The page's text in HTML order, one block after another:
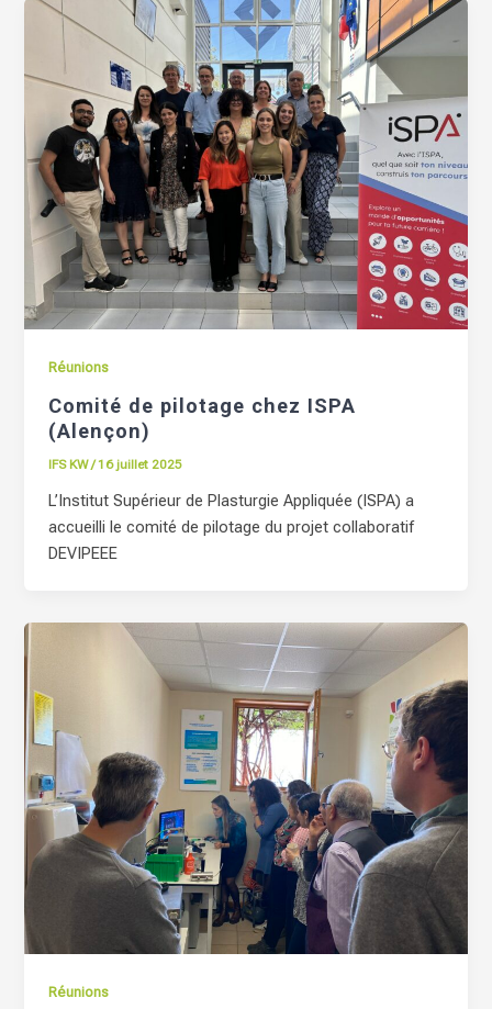
Réunions
Comité de pilotage chez ISPA
(Alençon)
IFS KW/16 juillet 2025
L’Institut Supérieur de Plasturgie Appliquée (ISPA) a
accueilli le comité de pilotage du projet collaboratif
DEVIPEEE
Réunions